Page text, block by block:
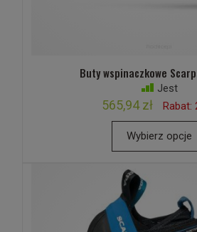
Buty wspinaczkowe
Jest
565,94 zł Rabat:
Wybierz opcje